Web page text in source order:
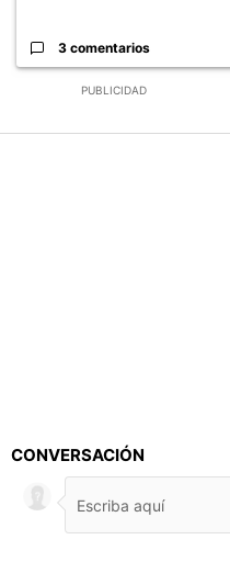
PUBLICIDAD
3 comentarios
CONVERSACIÓN